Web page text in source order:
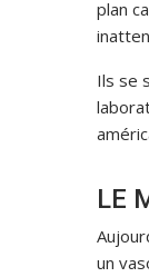
plan
Ils se
LE
un